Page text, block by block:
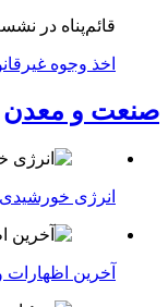
قائم‌پناه در
اخذ وجوه
صنعت و معدن
انرژی خورشیدی
آخرین اظهارات وزیر